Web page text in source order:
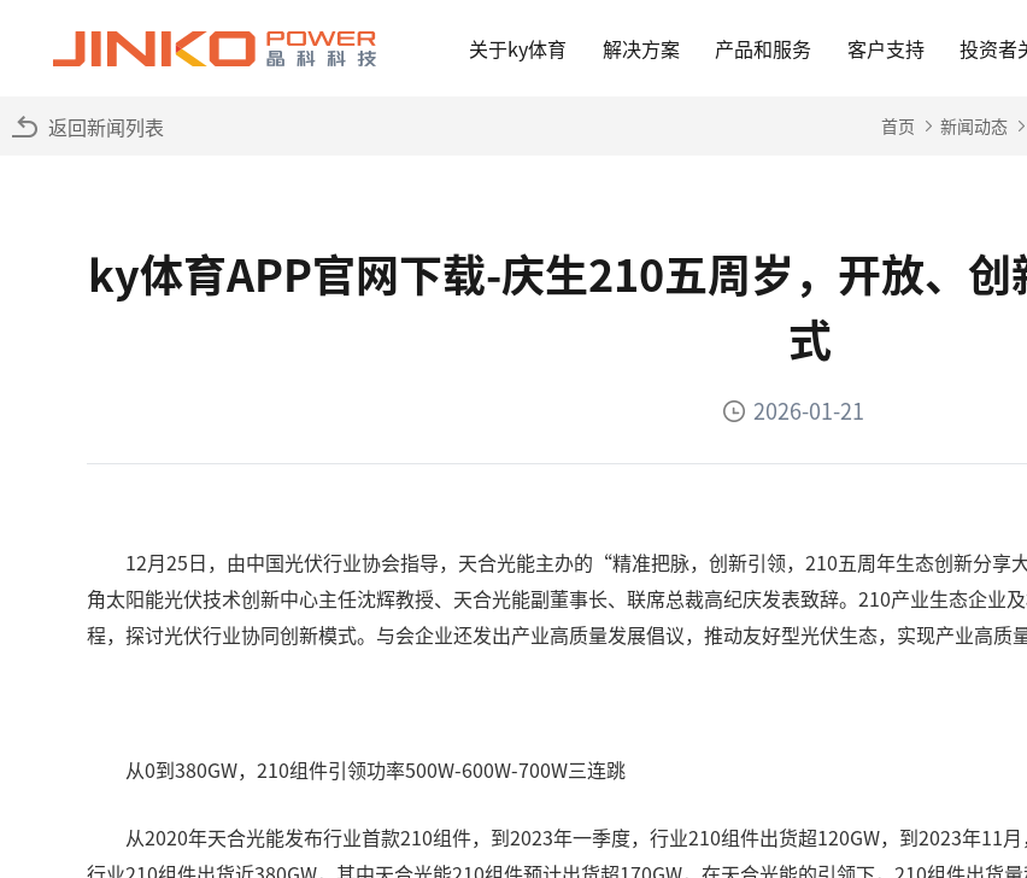
关于ky体育 解决方案 产品和服务 客户支持 投资者
返回新闻列表 首页 新闻动态
ky体育APP官网下载-庆生210五周岁，开放、
式
2026-01-21
12月25日，由中国光伏行业协会指导，天合光能主办的“精准把脉，创新引领，210五周年生态创新分
角太阳能光伏技术创新中心主任沈辉教授、天合光能副董事长、联席总裁高纪庆发表致辞。210产业生态企业
程，探讨光伏行业协同创新模式。与会企业还发出产业高质量发展倡议，推动友好型光伏生态，实现产业高质量
从0到380GW，210组件引领功率500W-600W-700W三连跳
从2020年天合光能发布行业首款210组件，到2023年一季度，行业210组件出货超120GW，到2023年11